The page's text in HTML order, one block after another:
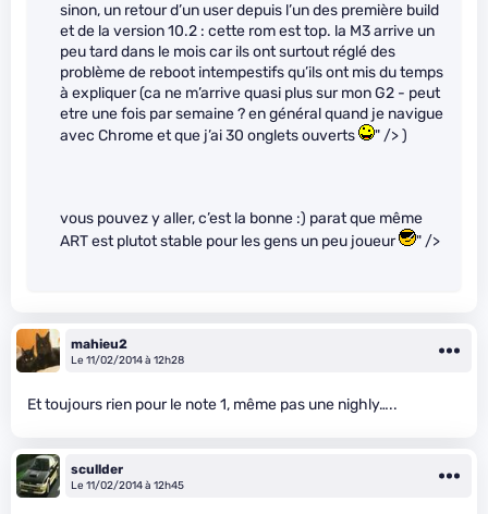
sinon, un retour d’un user depuis l’un des première build
et de la version 10.2 : cette rom est top. la M3 arrive un
peu tard dans le mois car ils ont surtout réglé des
problème de reboot intempestifs qu’ils ont mis du temps
à expliquer (ca ne m’arrive quasi plus sur mon G2 - peut
etre une fois par semaine ? en général quand je navigue
avec Chrome et que j’ai 30 onglets ouverts
" /> )
vous pouvez y aller, c’est la bonne :) parat que même
ART est plutot stable pour les gens un peu joueur
" />
mahieu2
Le 11/02/2014 à 12h28
Et toujours rien pour le note 1, même pas une nighly…..
scullder
Le 11/02/2014 à 12h45